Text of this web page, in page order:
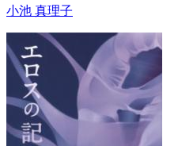
小池 真理子